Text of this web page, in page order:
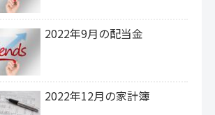
2022年9月の配当金
2022年12月の家計簿